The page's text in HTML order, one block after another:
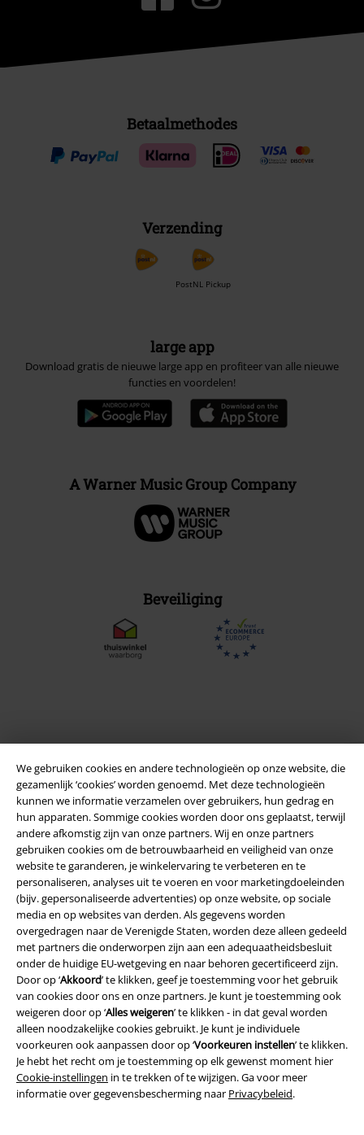
We gebruiken cookies en andere technologieën op onze website, die
gezamenlijk ‘cookies’ worden genoemd. Met deze technologieën
kunnen we informatie verzamelen over gebruikers, hun gedrag en
hun apparaten. Sommige cookies worden door ons geplaatst, terwijl
andere afkomstig zijn van onze partners. Wij en onze partners
gebruiken cookies om de betrouwbaarheid en veiligheid van onze
website te garanderen, je winkelervaring te verbeteren en te
personaliseren, analyses uit te voeren en voor marketingdoeleinden
(bijv. gepersonaliseerde advertenties) op onze website, op sociale
media en op websites van derden. Als gegevens worden
overgedragen naar de Verenigde Staten, worden deze alleen gedeeld
met partners die onderworpen zijn aan een adequaatheidsbesluit
onder de huidige EU-wetgeving en naar behoren gecertificeerd zijn.
Door op ‘Akkoord’ te klikken, geef je toestemming voor het gebruik
van cookies door ons en onze partners. Je kunt je toestemming ook
weigeren door op ‘Alles weigeren’ te klikken - in dat geval worden
alleen noodzakelijke cookies gebruikt. Je kunt je individuele
voorkeuren ook aanpassen door op ‘Voorkeuren instellen’ te klikken.
Je hebt het recht om je toestemming op elk gewenst moment hier
Cookie-instellingen in te trekken of te wijzigen. Ga voor meer
informatie over gegevensbescherming naar Privacybeleid.
Betaalmethodes
Verzending
PostNL Pickup
large app
Download gratis de nieuwe large app en profiteer van alle nieuwe
functies en voordelen!
A Warner Music Group Company
Beveiliging
Legal
Algemene Voorwaarden
Bedrijfsgegevens
Privacyverklaring
Verklaring van conformiteit
Informatie over toegankelijkheid
Cookie-instellingen
Annuleer bestelling